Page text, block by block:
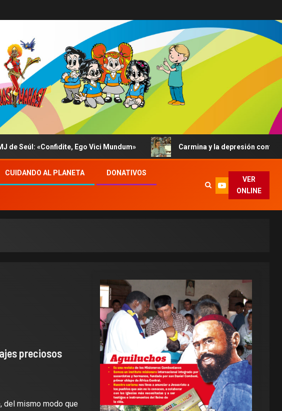
«Confidite, Ego Vici Mundum» Carmina y la depresión contada al
CUIDANDO AL PLANETA DONATIVOS
VER
ONLINE
preciosos
del mismo modo que